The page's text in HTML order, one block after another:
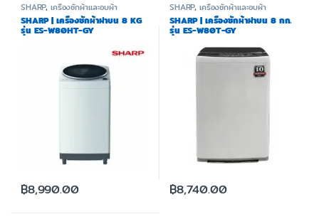
SHARP,เครื่องซักผ้าและอบผ้า
SHARP | เครื่องซักผ้าฝาบน 8 KG
รุ่น ES-W80HT-GY
฿8,990.00
SHARP,เครื่องซักผ้าและอบผ้า
SHARP | เครื่องซักผ้าฝาบน 8 กก.
รุ่น ES-W80T-GY
฿8,740.00